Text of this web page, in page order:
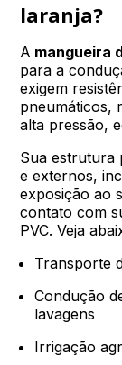
laranja?
A mangueira
para a
exigem
pneumáticos,
alta pressão,
Sua estrutura
e externos,
exposição ao
contato com
PVC. Veja
Transporte
Condução
lavagens
Irrigação